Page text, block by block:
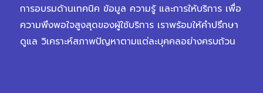
การอบรมด้านเทคนิค ข้อมูล ความรู้ และการให้บริการ เพื่อ
ความพึงพอใจสูงสุดของผู้ใช้บริการ เราพร้อมให้คำปรึกษา
ดูแล วิเคราะห์สภาพปัญหาตามแต่ละบุคคลอย่างครบถ้วน